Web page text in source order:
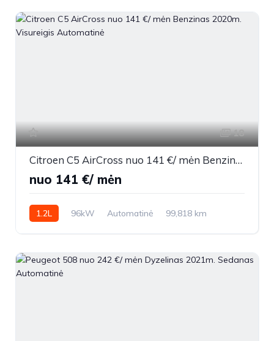
18
Citroen C5 AirCross nuo 141 €/ mėn Benzinas 2020m. Visureigis Automatinė
nuo 141 €/ mėn
1.2L 96kW Automatinė
99,818 km